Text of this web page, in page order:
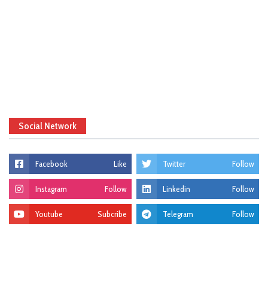
Social Network
Facebook Like Twitter Follow
Instagram Follow Linkedin Follow
Youtube Subcribe Telegram Follow